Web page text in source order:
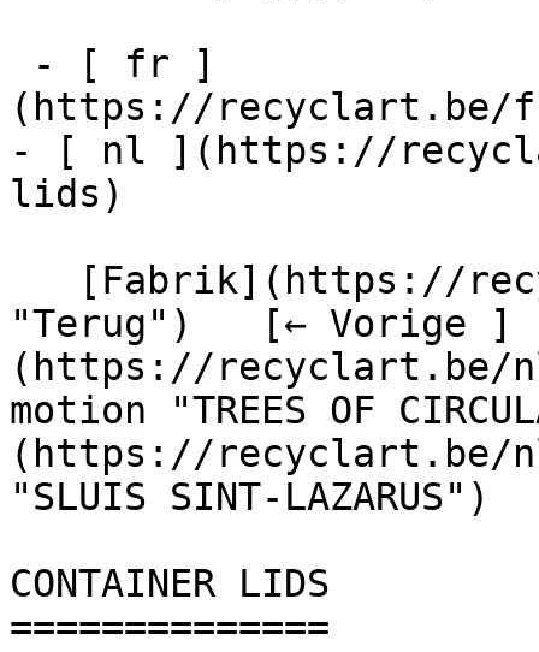
(https://recyclart.be/
- [ nl ](https://
lids)
"Terug")   [← Vorige ]
(https://
motion "TREES OF
(https://recyclart.be/
"SLUIS SINT-LAZARUS")
CONTAINER LIDS
==============